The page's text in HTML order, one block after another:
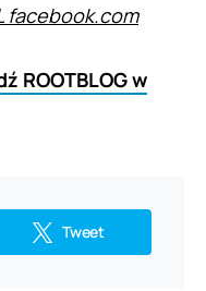
facebook.com
ROOTBLOG w
Tweet